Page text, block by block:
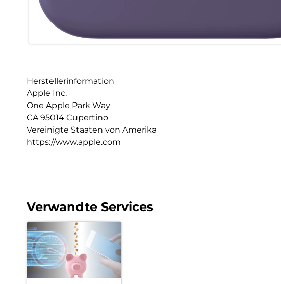
Herstellerinformation
Apple Inc.
One Apple Park Way
CA 95014 Cupertino
Vereinigte Staaten von Amerika
https://www.apple.com
Verwandte Services